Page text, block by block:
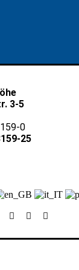
3-5
0
25